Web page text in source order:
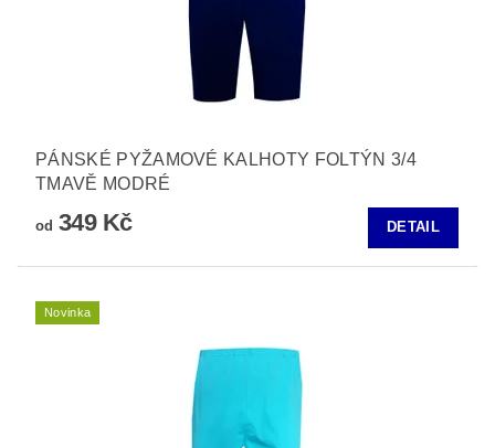
PÁNSKÉ PYŽAMOVÉ KALHOTY FOLTÝN 3/4
TMAVĚ MODRÉ
od 349 Kč DETAIL
Novinka